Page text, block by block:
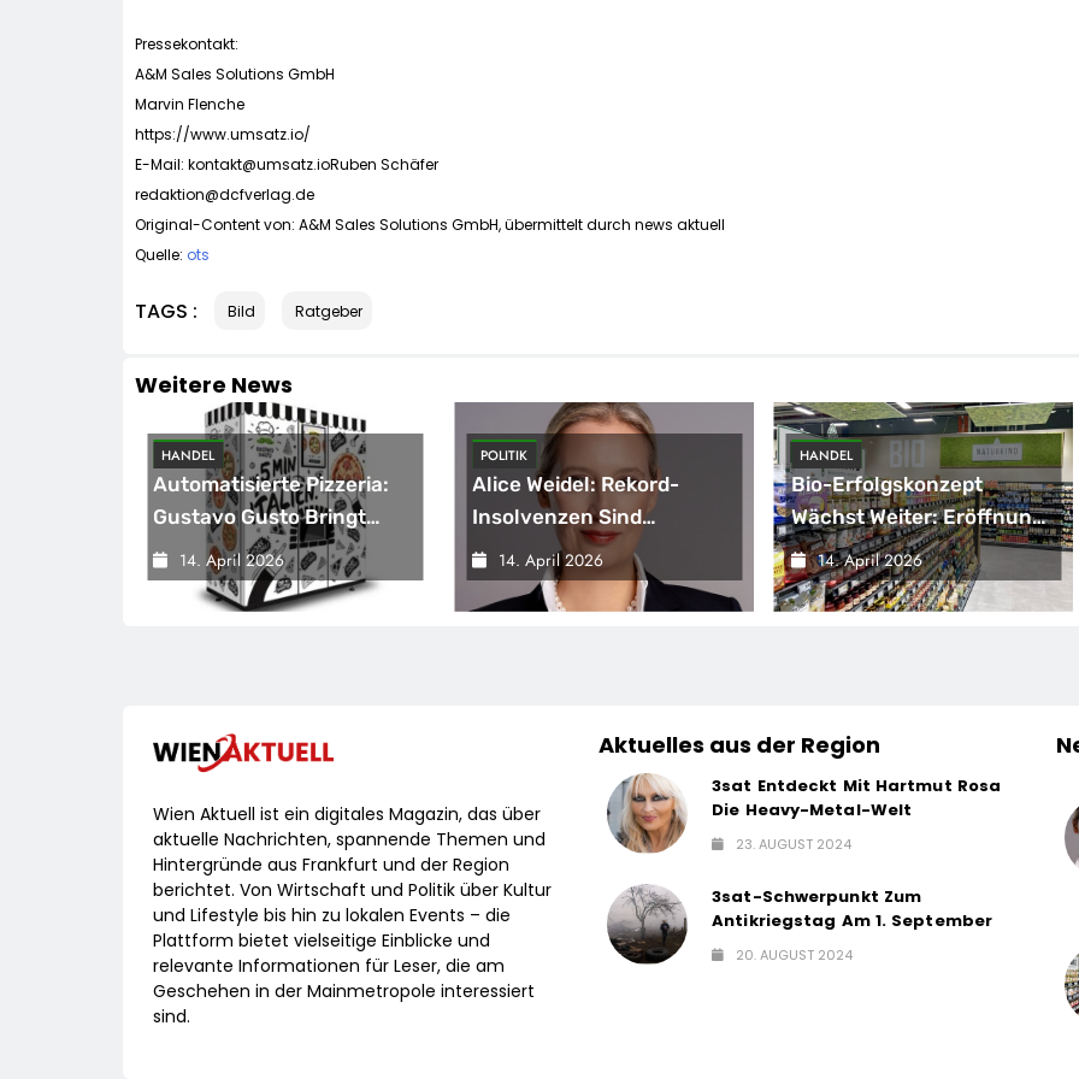
Pressekontakt:
A&M Sales Solutions GmbH
Marvin Flenche
https://www.umsatz.io/
E-Mail: kontakt@umsatz.ioRuben Schäfer
redaktion@dcfverlag.de
Original-Content von: A&M Sales Solutions GmbH, übermittelt durch news aktuell
Quelle: ots
TAGS : Bild Ratgeber
Weitere News
HANDEL
Automatisierte Pizzeria:
Gustavo Gusto Bringt
Innovationsprojekt
„Gustavomat“ An Den
14. April 2026
POLITIK
Alice Weidel: Rekord-
Insolvenzen Sind
Warnsignal –
Bundesregierung
Verschärft Die
14. April 2026
HANDEL
Bio-Erfolgskonzept
Wächst Weiter: Eröffnung
Der 200. NATURKIND-Welt
Bei EDEKA
14. April 2026
Wien Aktuell ist ein digitales Magazin, das über
aktuelle Nachrichten, spannende Themen und
Hintergründe aus Frankfurt und der Region
berichtet. Von Wirtschaft und Politik über Kultur
und Lifestyle bis hin zu lokalen Events – die
Plattform bietet vielseitige Einblicke und
relevante Informationen für Leser, die am
Geschehen in der Mainmetropole interessiert
sind.
Aktuelles aus der Region
3sat Entdeckt Mit Hartmut Rosa
Die Heavy-Metal-Welt
23. AUGUST 2024
3sat-Schwerpunkt Zum
Antikriegstag Am 1. September
20. AUGUST 2024